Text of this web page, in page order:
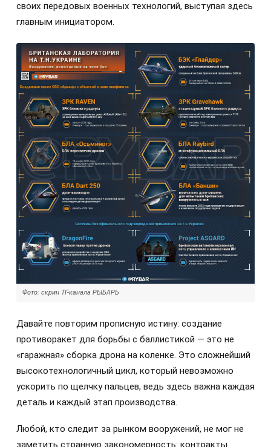
своих передовых военных технологий, выступая здесь
главным инициатором.
Фото: скрин ТГ-канала РЫБАРЬ
Давайте повторим прописную истину: создание
противоракет для борьбы с баллистикой — это не
«гаражная» сборка дрона на коленке. Это сложнейший
высокотехнологичный цикл, который невозможно
ускорить по щелчку пальцев, ведь здесь важна каждая
деталь и каждый этап производства.
Любой, кто следит за рынком вооружений, не мог не
заметить странную закономерность: контракты